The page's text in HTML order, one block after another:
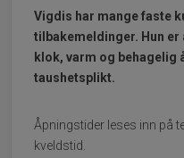
Vigdis har mange faste
tilbakemeldinger. Hun
klok, varm og behagelig
taushetsplikt.
Åpningstider leses inn på
kveldstid.